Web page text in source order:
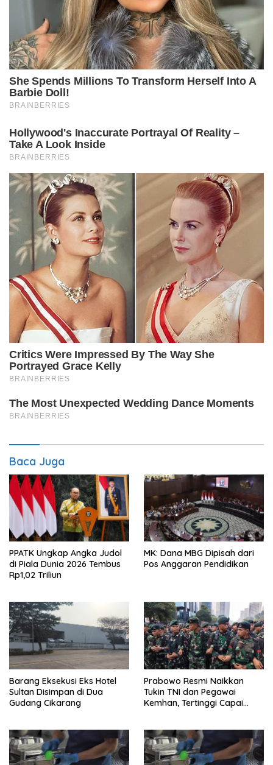
Baca Juga
PPATK Ungkap Angka Judol
di Piala Dunia 2026 Tembus
Rp1,02 Triliun
MK: Dana MBG Dipisah dari
Pos Anggaran Pendidikan
Barang Eksekusi Eks Hotel
Sultan Disimpan di Dua
Gudang Cikarang
Prabowo Resmi Naikkan
Tukin TNI dan Pegawai
Kemhan, Tertinggi Capai